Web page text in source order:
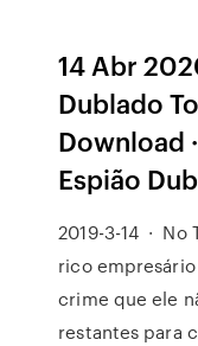
14 Abr
Dublado
Download
Espião
2019-3-14 · No
rico
crime que ele
restantes para